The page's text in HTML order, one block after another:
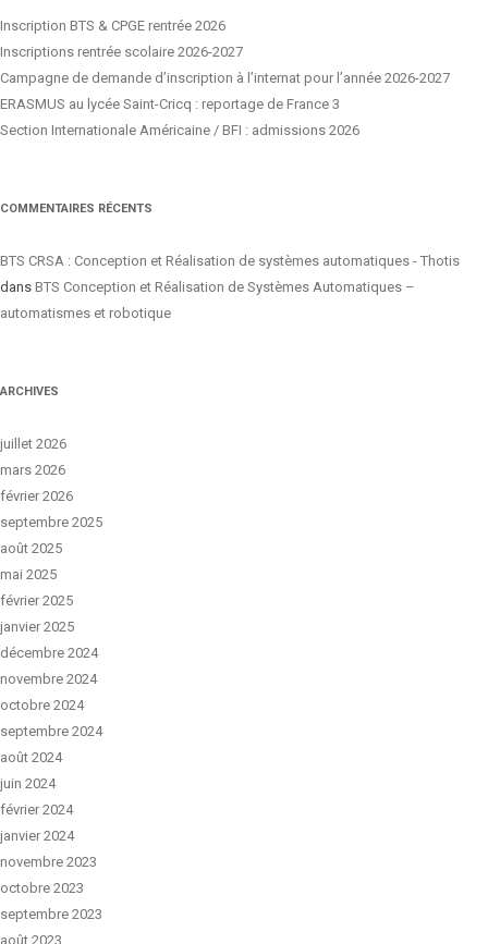
Inscription BTS & CPGE rentrée 2026
Inscriptions rentrée scolaire 2026-2027
Campagne de demande d’inscription à l’internat pour l’année 2026-2027
ERASMUS au lycée Saint-Cricq : reportage de France 3
Section Internationale Américaine / BFI : admissions 2026
COMMENTAIRES RÉCENTS
BTS CRSA : Conception et Réalisation de systèmes automatiques - Thotis
dans BTS Conception et Réalisation de Systèmes Automatiques –
automatismes et robotique
ARCHIVES
juillet 2026
mars 2026
février 2026
septembre 2025
août 2025
mai 2025
février 2025
janvier 2025
décembre 2024
novembre 2024
octobre 2024
septembre 2024
août 2024
juin 2024
février 2024
janvier 2024
novembre 2023
octobre 2023
septembre 2023
août 2023